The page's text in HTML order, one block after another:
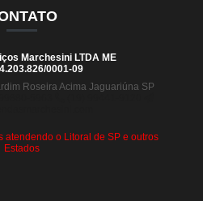
Marchesini LTDA ME
0001-09
Roseira Acima Jaguariúna SP
atendendo o Litoral de SP e outros
Estados